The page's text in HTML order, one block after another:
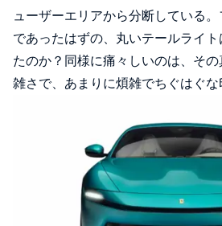
ューザーエリアから分断している
であったはずの、丸いテールライ
たのか？同様に痛々しいのは、そ
雑さで、あまりに煩雑でちぐはぐな